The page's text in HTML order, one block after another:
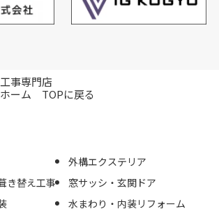
事専門店
ホーム TOPに戻る
き替え工事
外構エクステリア
窓サッシ・玄関ドア
水まわり・内装リフォーム